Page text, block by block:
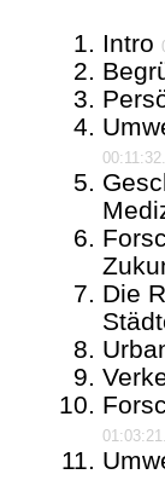
Intro
Die